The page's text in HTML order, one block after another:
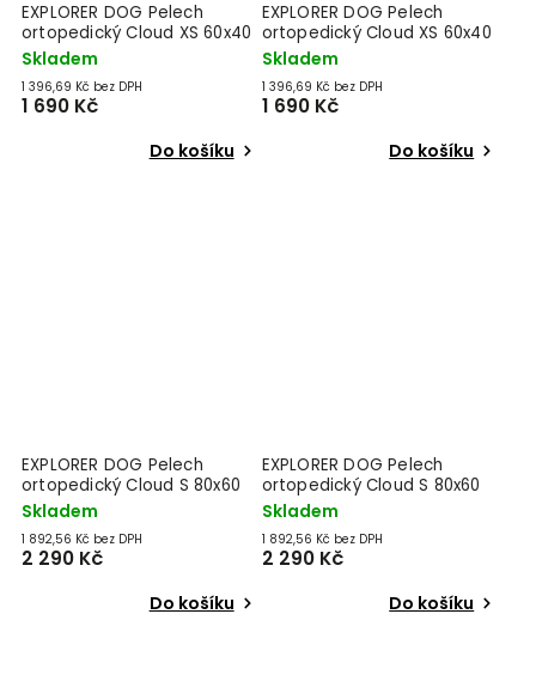
EXPLORER DOG Pelech
ortopedický Cloud XS 60x40
Moss Green
Skladem
1 396,69 Kč bez DPH
1 690 Kč
Do košíku
EXPLORER DOG Pelech
ortopedický Cloud XS 60x40
Vanilla Beige
Skladem
1 396,69 Kč bez DPH
1 690 Kč
Do košíku
EXPLORER DOG Pelech
ortopedický Cloud S 80x60
Mocha Brown
Skladem
1 892,56 Kč bez DPH
2 290 Kč
Do košíku
EXPLORER DOG Pelech
ortopedický Cloud S 80x60
Moss Green
Skladem
1 892,56 Kč bez DPH
2 290 Kč
Do košíku